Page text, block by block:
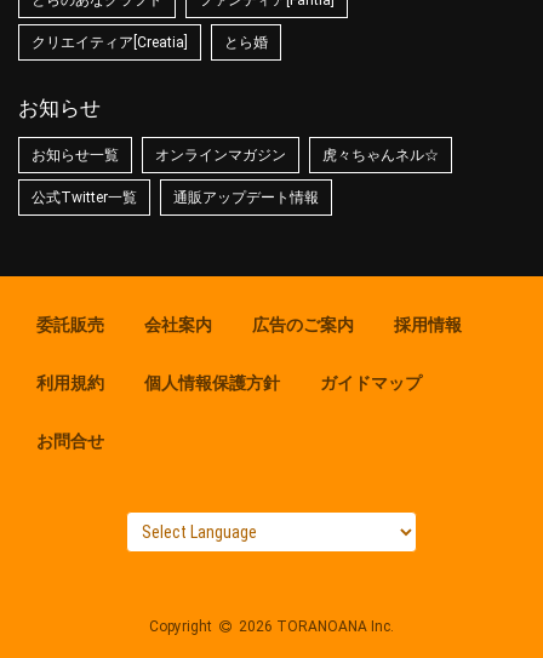
クリエイティア[Creatia] とら婚
お知らせ
お知らせ一覧 オンラインマガジン 虎々ちゃんネル☆
公式Twitter一覧 通販アップデート情報
委託販売 会社案内 広告のご案内 採用情報
利用規約 個人情報保護方針 ガイドマップ
お問合せ
Copyright 2026 TORANOANA Inc.